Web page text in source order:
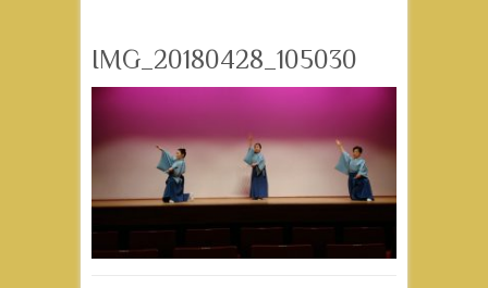
IMG_20180428_105030